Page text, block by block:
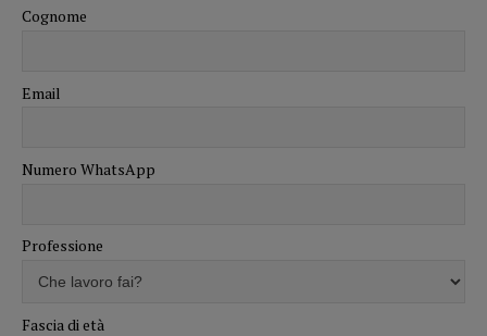
Cognome
Email
Numero WhatsApp
Professione
Fascia di età